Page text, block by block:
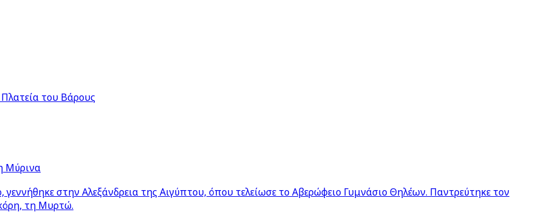
του Βάρους
Μύρινα
στην Αλεξάνδρεια της Αιγύπτου, όπου τελείωσε το Αβερώφειο Γυμνάσιο Θηλέων. Παντρεύτηκε τον
τη Μυρτώ.